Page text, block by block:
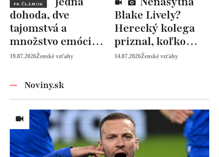
PR ČLÁNOK
dohoda, dve
tajomstvá a
množstvo emócií.
Mia Sheridan a
19.07.2026Ženské vzťahy
Blake Lively?
Herecký kolega
priznal, koľko
peňazí od neho
14.07.2026Ženské vzťahy
Noviny.sk